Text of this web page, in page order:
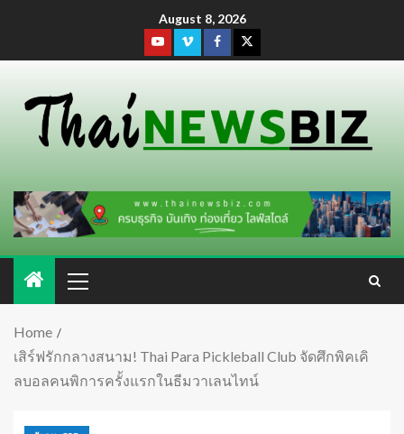
August 8, 2026
Home
เสิร์ฟรักกลางสนาม! Thai Para Pickleball Club จัดศึกพิคเคิ
ลบอลคนพิการครั้งแรกในธีมวาเลนไทน์